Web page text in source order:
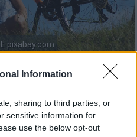
Information
sharing to third parties, or
sensitive information for
use the below opt-out
pixabay.com
Dέχει φανεί ότι
πιθανότητα ιογενών